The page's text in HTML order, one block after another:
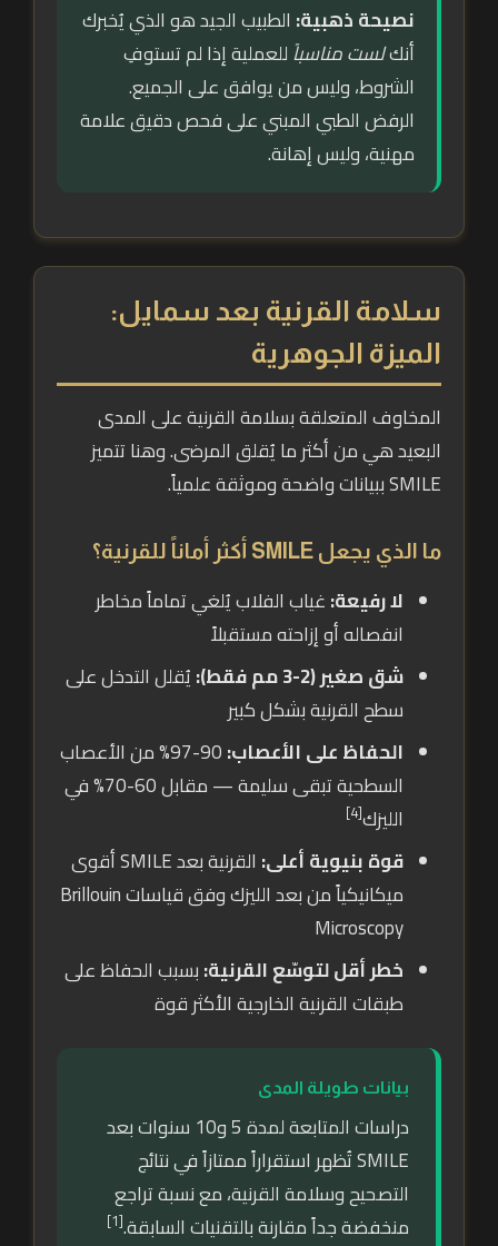
نصيحة ذهبية: الطبيب الجيد هو الذي يُخبرك
أنكلست مناسباًللعملية إذا لم تستوفِ
الشروط، وليس من يوافق على الجميع.
الرفض الطبي المبني على فحص دقيق علامة
مهنية، وليس إهانة.
سلامة القرنية بعد سمايل:
الميزة الجوهرية
المخاوف المتعلقة بسلامة القرنية على المدى
البعيد هي من أكثر ما يُقلق المرضى. وهنا تتميز
SMILE ببيانات واضحة وموثقة علمياً.
ما الذي يجعل SMILE أكثر أماناً للقرنية؟
لا رفيعة:غياب الفلاب يُلغي تماماً مخاطر
انفصاله أو إزاحته مستقبلاً
شق صغير (2-3 مم فقط):
يُقلل التدخل على
سطح القرنية بشكل كبير
الحفاظ على الأعصاب:
90-97% من الأعصاب
السطحية تبقى سليمة — مقابل 60-70% في
الليزك[4]
قوة بنيوية أعلى:
القرنية بعد SMILE أقوى
ميكانيكياً من بعد الليزك وفق قياسات Brillouin
Microscopy
خطر أقل لتوسّع القرنية:بسبب الحفاظ على
طبقات القرنية الخارجية الأكثر قوة
بيانات طويلة المدى
دراسات المتابعة لمدة 5 و10 سنوات بعد
SMILE تُظهر استقراراً ممتازاً في نتائج
التصحيح وسلامة القرنية، مع نسبة تراجع
منخفضة جداً مقارنة بالتقنيات السابقة.[1]